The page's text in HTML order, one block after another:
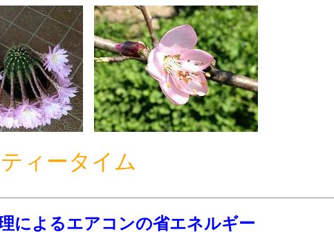
ティータイム
によるエアコンの省エネルギー